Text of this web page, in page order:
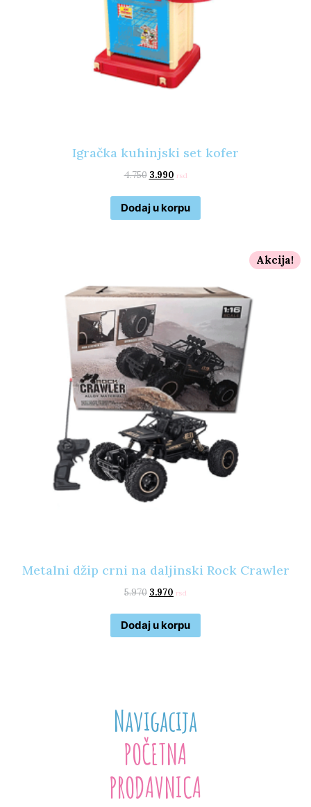
Igračka kuhinjski set kofer
4.750 3.990 rsd
Dodaj u korpu
Akcija!
Metalni džip crni na daljinski Rock Crawler
5.970 3.970 rsd
Dodaj u korpu
Navigacija
POČETNA
PRODAVNICA